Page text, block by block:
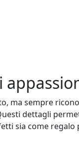
ma sempre
dettagli
sia come